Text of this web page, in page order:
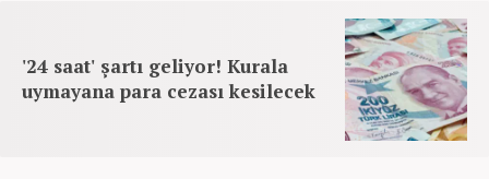
'24 saat' şartı geliyor! Kurala
uymayana para cezası kesilecek